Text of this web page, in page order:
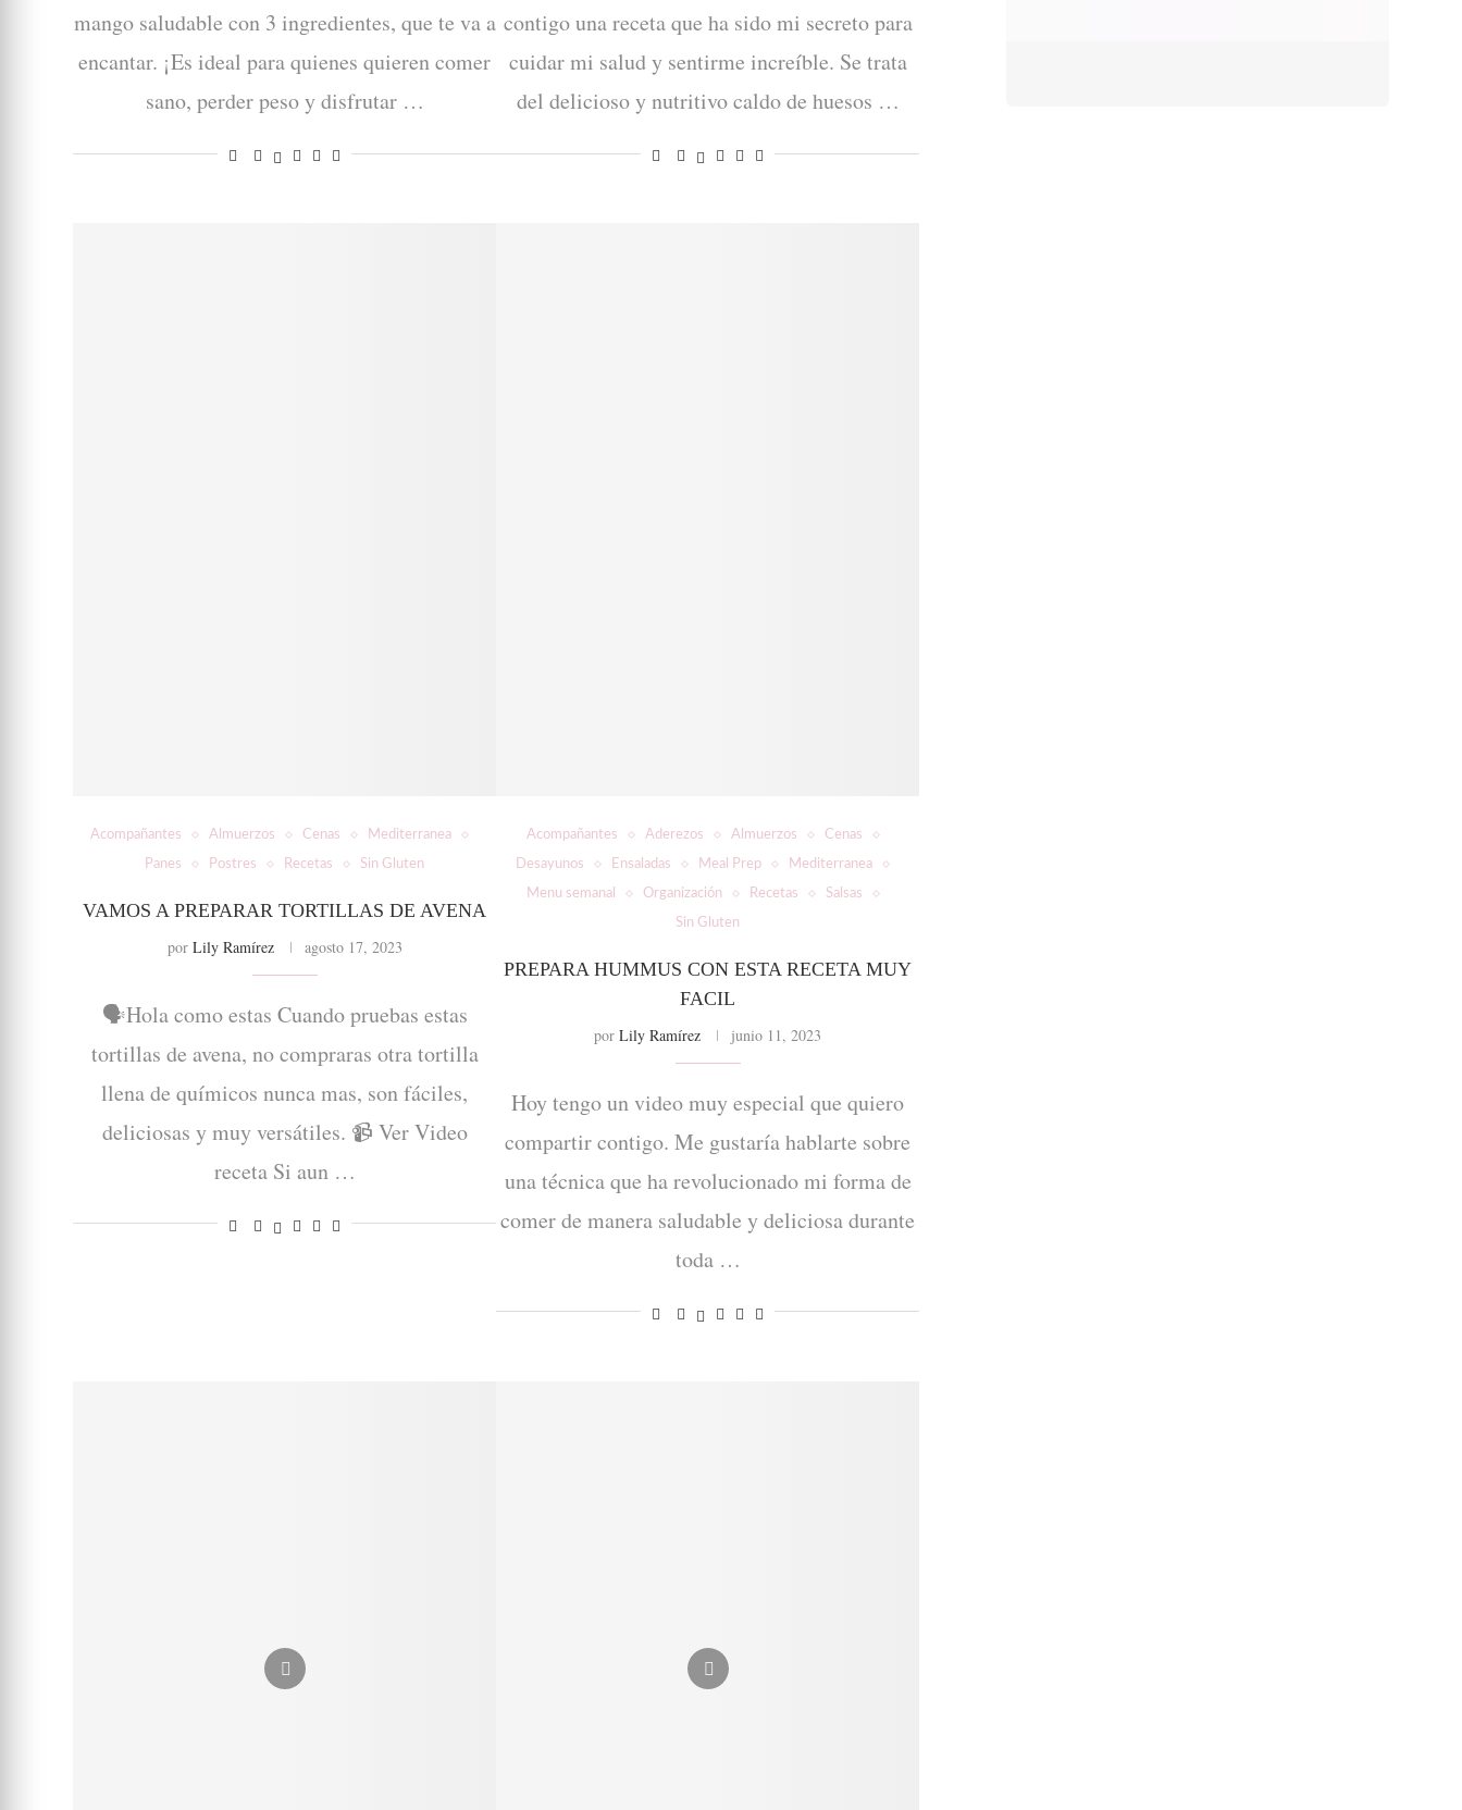
mango saludable con 3 ingredientes, que te va a
encantar. ¡Es ideal para quienes quieren comer
sano, perder peso y disfrutar …
contigo una receta que ha sido mi secreto para
cuidar mi salud y sentirme increíble. Se trata
del delicioso y nutritivo caldo de huesos …
Acompañantes Almuerzos Cenas Mediterranea
Panes Postres Recetas Sin Gluten
VAMOS A PREPARAR TORTILLAS DE AVENA
por Lily Ramírez agosto 17, 2023
🗣Hola como estas Cuando pruebas estas
tortillas de avena, no compraras otra tortilla
llena de químicos nunca mas, son fáciles,
deliciosas y muy versátiles. 📹 Ver Video
receta Si aun …
Acompañantes Aderezos Almuerzos Cenas
Desayunos Ensaladas Meal Prep Mediterranea
Menu semanal Organización Recetas Salsas
Sin Gluten
PREPARA HUMMUS CON ESTA RECETA MUY
FACIL
porLily Ramírez junio 11, 2023
Hoy tengo un video muy especial que quiero
compartir contigo. Me gustaría hablarte sobre
una técnica que ha revolucionado mi forma de
comer de manera saludable y deliciosa durante
toda …